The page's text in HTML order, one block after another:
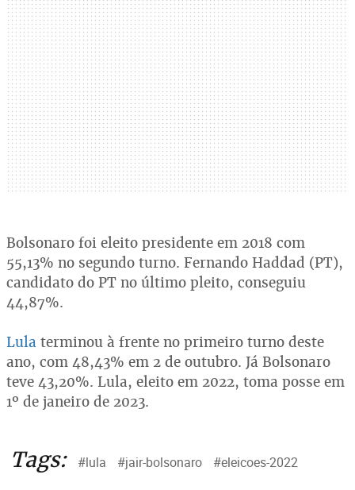
Bolsonaro foi eleito presidente em 2018 com
55,13% no segundo turno. Fernando Haddad (PT),
candidato do PT no último pleito, conseguiu
44,87%.
Lula terminou à frente no primeiro turno deste
ano, com 48,43% em 2 de outubro. Já Bolsonaro
teve 43,20%. Lula, eleito em 2022, toma posse em
1º de janeiro de 2023.
Tags: #lula #jair-bolsonaro #eleicoes-2022